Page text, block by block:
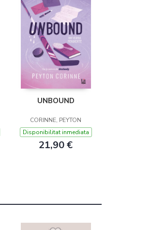
UNBOUND
CORINNE, PEYTON
Disponibilitat inmediata
21,90 €